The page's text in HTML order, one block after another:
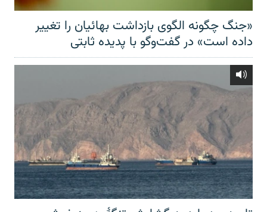
«جنگ چگونه الگوی بازداشت بهائیان را تغییر
داده است» در گفت‌وگو با پدیده ثابتی